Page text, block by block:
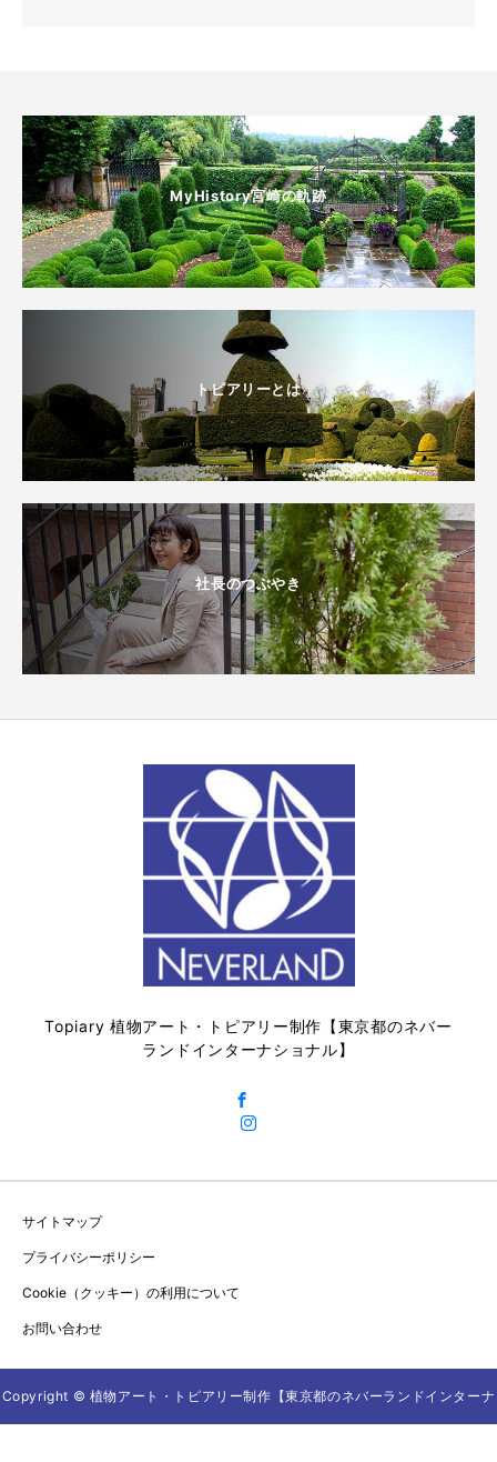
MyHistory宮崎の軌跡
トピアリーとは
社長のつぶやき
Topiary 植物アート・トピアリー制作【東京都のネバー
ランドインターナショナル】
サイトマップ
プライバシーポリシー
Cookie（クッキー）の利用について
お問い合わせ
Copyright © 植物アート・トピアリー制作【東京都のネバーランドインターナ